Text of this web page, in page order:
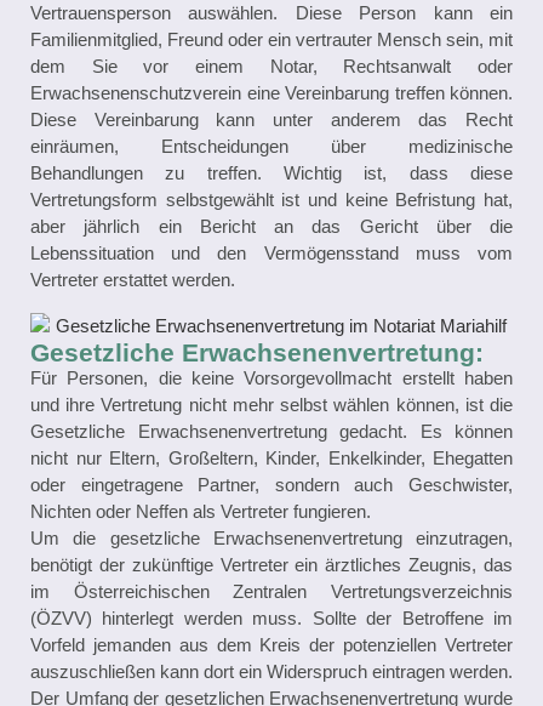
Vertrauensperson auswählen. Diese Person kann ein
Familienmitglied, Freund oder ein vertrauter Mensch sein, mit
dem Sie vor einem Notar, Rechtsanwalt oder
Erwachsenenschutzverein eine Vereinbarung treffen können.
Diese Vereinbarung kann unter anderem das Recht
einräumen, Entscheidungen über medizinische
Behandlungen zu treffen. Wichtig ist, dass diese
Vertretungsform selbstgewählt ist und keine Befristung hat,
aber jährlich ein Bericht an das Gericht über die
Lebenssituation und den Vermögensstand muss vom
Vertreter erstattet werden.
Gesetzliche Erwachsenenvertretung:
Für Personen, die keine Vorsorgevollmacht erstellt haben
und ihre Vertretung nicht mehr selbst wählen können, ist die
Gesetzliche Erwachsenenvertretung gedacht. Es können
nicht nur Eltern, Großeltern, Kinder, Enkelkinder, Ehegatten
oder eingetragene Partner, sondern auch Geschwister,
Nichten oder Neffen als Vertreter fungieren.
Um die gesetzliche Erwachsenenvertretung einzutragen,
benötigt der zukünftige Vertreter ein ärztliches Zeugnis, das
im Österreichischen Zentralen Vertretungsverzeichnis
(ÖZVV) hinterlegt werden muss. Sollte der Betroffene im
Vorfeld jemanden aus dem Kreis der potenziellen Vertreter
auszuschließen kann dort ein Widerspruch eintragen werden.
Der Umfang der gesetzlichen Erwachsenenvertretung wurde